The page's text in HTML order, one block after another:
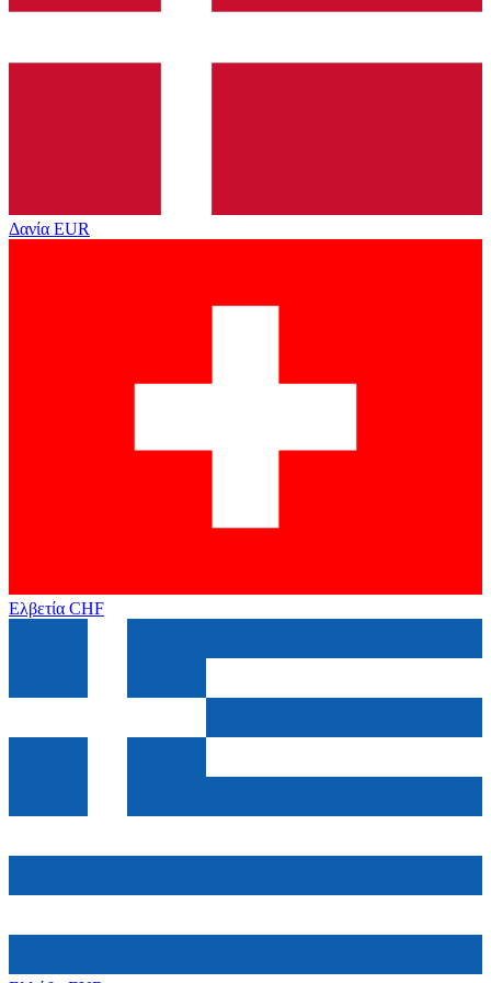
Δανία EUR
Ελβετία CHF